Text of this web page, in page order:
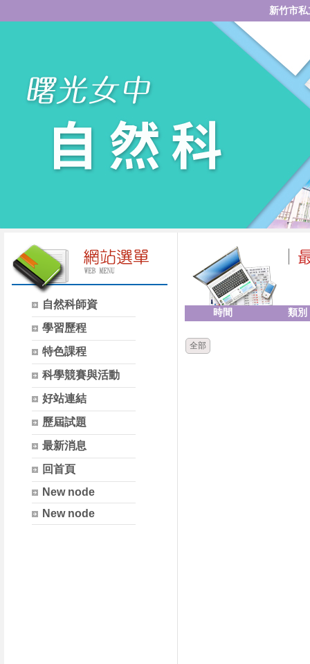
新竹市
自然科師資
學習歷程
特色課程
科學競賽與活動
好站連結
歷屆試題
最新消息
回首頁
New node
New node
時間 類別
全部